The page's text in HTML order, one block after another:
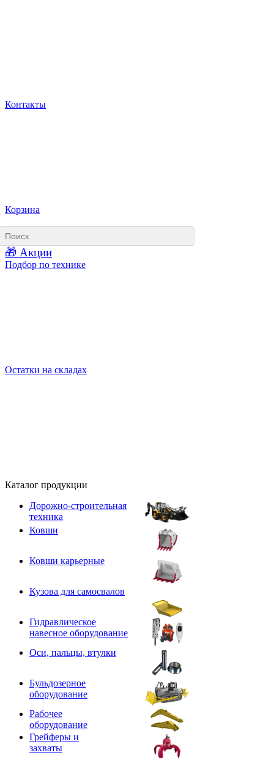
Контакты
Корзина
🎁 Акции
Подбор по технике
Остатки на складах
Каталог продукции
Дорожно-строительная
техника
Ковши
Ковши карьерные
Кузова для самосвалов
Гидравлическое
навесное оборудование
Оси, пальцы, втулки
Бульдозерное
оборудование
Рабочее
оборудование
Грейферы и
захваты